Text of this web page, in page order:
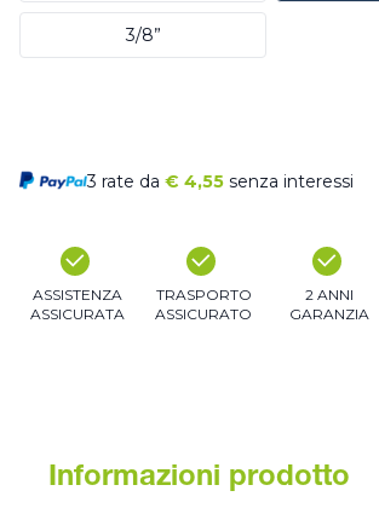
3/8”
3 rate da € 4,55 senza interessi
ASSISTENZA
ASSICURATA
TRASPORTO
ASSICURATO
2 ANNI
GARANZIA
Informazioni prodotto